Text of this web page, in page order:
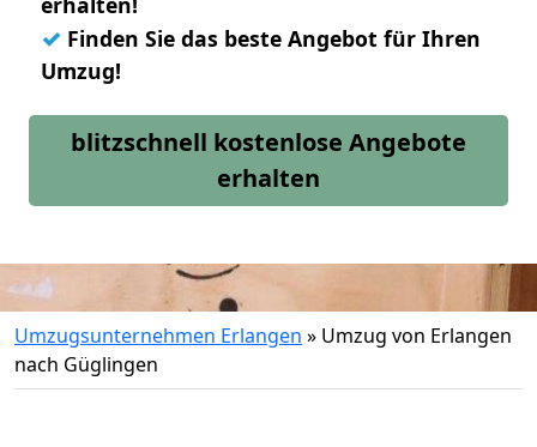
✓ Finden Sie das beste Angebot für Ihren
Umzug!
blitzschnell kostenlose Angebote
erhalten
Umzugsunternehmen Erlangen » Umzug von Erlangen
nach Güglingen